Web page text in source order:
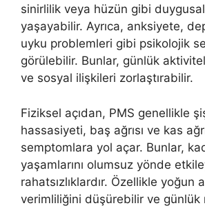
sinirlilik veya hüzün gibi
yaşayabilir. Ayrıca, anksiyete,
uyku problemleri gibi psikolojik
görülebilir. Bunlar, günlük
ve sosyal ilişkileri zorlaştırabilir.
Fiziksel açıdan, PMS genellikle
hassasiyeti, baş ağrısı ve kas
semptomlara yol açar. Bunlar,
yaşamlarını olumsuz yönde
rahatsızlıklardır. Özellikle yoğun
verimliliğini düşürebilir ve günlük